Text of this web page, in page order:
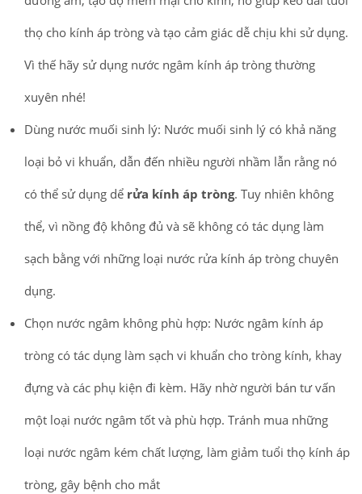
thọ cho kính áp tròng và tạo cảm giác dễ chịu khi sử dụng.
Vì thế hãy sử dụng nước ngâm kính áp tròng thường
xuyên nhé!
Dùng nước muối sinh lý: Nước muối sinh lý có khả năng
loại bỏ vi khuẩn, dẫn đến nhiều người nhầm lẫn rằng nó
có thể sử dụng dể rửa kính áp tròng. Tuy nhiên không
thể, vì nồng độ không đủ và sẽ không có tác dụng làm
sạch bằng với những loại nước rửa kính áp tròng chuyên
dụng.
Chọn nước ngâm không phù hợp: Nước ngâm kính áp
tròng có tác dụng làm sạch vi khuẩn cho tròng kính, khay
đựng và các phụ kiện đi kèm. Hãy nhờ người bán tư vấn
một loại nước ngâm tốt và phù hợp. Tránh mua những
loại nước ngâm kém chất lượng, làm giảm tuổi thọ kính áp
tròng, gây bệnh cho mắt